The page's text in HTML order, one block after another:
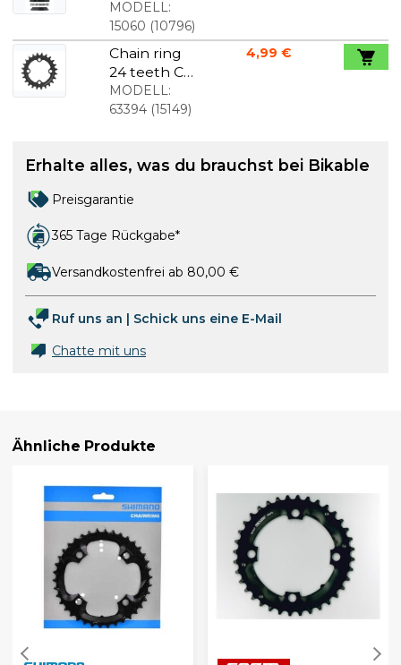
Gewinde
von Force
MODELL:
15060 (10796)
Chain ring
24 teeth Cr-
Mo, black
MODELL:
63394(15149)
4,99 €
Erhalte alles, was du brauchst bei Bikable
Preisgarantie
365 Tage Rückgabe*
Versandkostenfrei ab 80,00 €
Ruf uns an | Schick uns eine E-Mail
Chatte mit uns
Ähnliche Produkte